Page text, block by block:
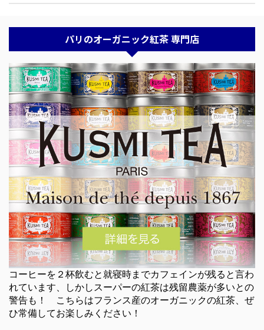
パリのオーガニック紅茶 専門店
コーヒーを２杯飲むと就寝時までカフェインが残ると言わ
れています、しかしスーパーの紅茶は残留農薬が多いとの
警告も！ こちらはフランス産のオーガニックの紅茶、ぜ
ひ常備してお楽しみください！